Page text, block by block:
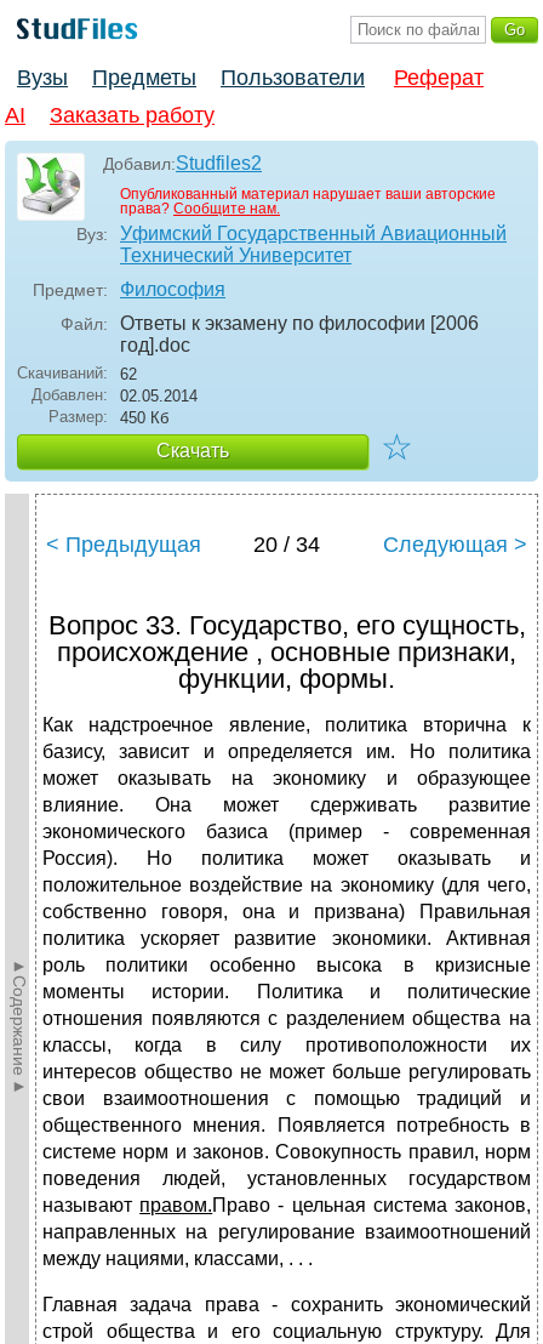
Вузы Предметы Пользователи
Реферат
AI
Заказать работу
Добавил:Studfiles2
Опубликованный материал нарушает ваши авторские
права? Сообщите нам.
Вуз:
Уфимский Государственный Авиационный
Технический Университет
Предмет: Философия
Файл:
Ответы к экзамену по философии [2006
год].doc
Скачиваний:
62
Добавлен:
02.05.2014
Размер:
450 Кб
Скачать ☆
►Содержание►
< Предыдущая 20 / 34 Следующая >
Вопрос 33. Государство, его сущность,
происхождение , основные признаки,
функции, формы.
Как надстроечное явление, политика вторична к
базису, зависит и определяется им. Но политика
может оказывать на экономику и образующее
влияние. Она может сдерживать развитие
экономического базиса (пример - современная
Россия). Но политика может оказывать и
положительное воздействие на экономику (для чего,
собственно говоря, она и призвана) Правильная
политика ускоряет развитие экономики. Активная
роль политики особенно высока в кризисные
моменты истории. Политика и политические
отношения появляются с разделением общества на
классы, когда в силу противоположности их
интересов общество не может больше регулировать
свои взаимоотношения с помощью традиций и
общественного мнения. Появляется потребность в
системе норм и законов. Совокупность правил, норм
поведения людей, установленных государством
называют правом.Право - цельная система законов,
направленных на регулирование взаимоотношений
между нациями, классами, . . .
Главная задача права - сохранить экономический
строй общества и его социальную структуру. Для